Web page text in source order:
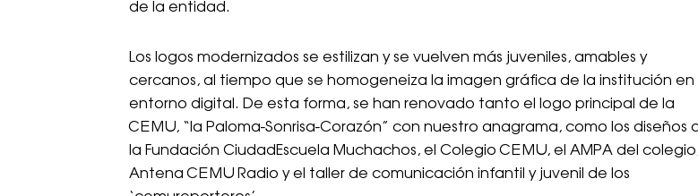
de la entidad.
Los logos modernizados se estilizan y se vuelven más juveniles, amables y
cercanos, al tiempo que se homogeneiza la imagen gráfica de la institución en
entorno digital. De esta forma, se han renovado tanto el logo principal de la
CEMU, “la Paloma-Sonrisa-Corazón” con nuestro anagrama, como los diseños
la Fundación CiudadEscuela Muchachos, el Colegio CEMU, el AMPA del
Antena CEMU Radio y el taller de comunicación infantil y juvenil de los